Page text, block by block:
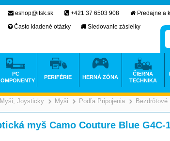
Joysticky Myši Podľa Pripojenia Bezdrôtové
myš Camo Couture Blue G4C-
eshop@itsk.sk +421 37 6503 908
Predajne a
Často kladené otázky
Sledovanie zásielky
PC
PERIFÉRIE HERNÁ ZÓNA
ČIERNA
TECHNIKA